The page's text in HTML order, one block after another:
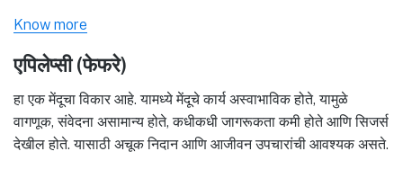
Know more
एपिलेप्सी (फेफरे)
हा एक मेंदूचा विकार आहे. यामध्ये मेंदूचे कार्य अस्वाभाविक होते, यामुळे
वागणूक, संवेदना असामान्य होते, कधीकधी जागरूकता कमी होते आणि सिजर्स
देखील होते. यासाठी अचूक निदान आणि आजीवन उपचारांची आवश्यक असते.